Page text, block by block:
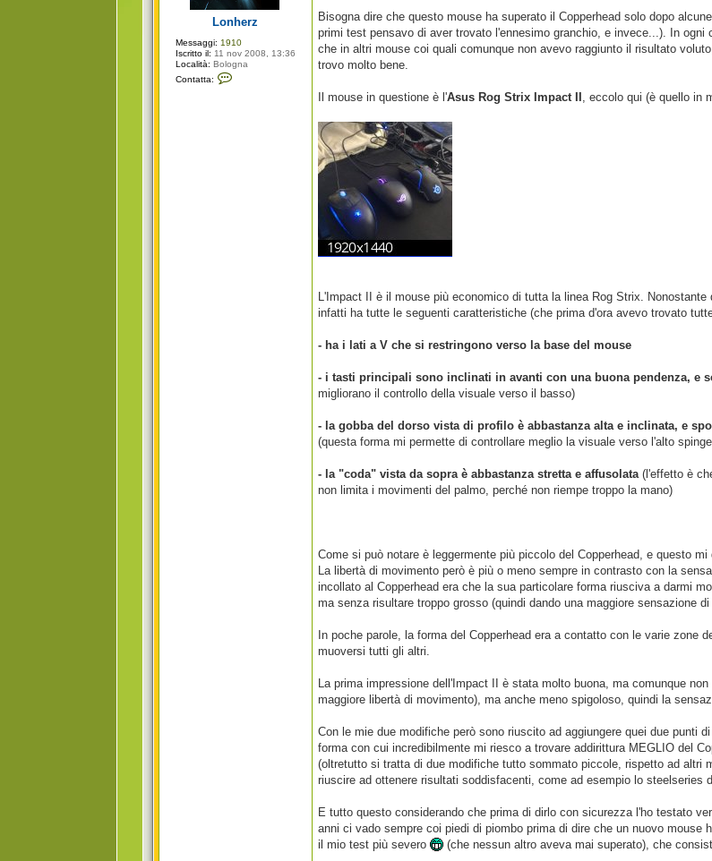
Lonherz
Messaggi: 1910
Iscritto il: 11 nov 2008, 13:36
Località: Bologna
Contatta:
i
Bisogna dire che questo mouse ha superato il Copperhead solo dopo
primi test pensavo di aver trovato l'ennesimo granchio, e invece...). In
che in altri mouse coi quali comunque non avevo raggiunto il risultato
trovo molto bene.
Il mouse in questione è l'Asus Rog Strix Impact II , eccolo qui (è quello in
L'Impact II è il mouse più economico di tutta la linea Rog Strix.
infatti ha tutte le seguenti caratteristiche (che prima d'ora avevo trovato
- ha i lati a V che si restringono verso la base del mouse
- i tasti principali sono inclinati in avanti con una buona pendenza, e
migliorano il controllo della visuale verso il basso)
- la gobba del dorso vista di profilo è abbastanza alta e inclinata, e
(questa forma mi permette di controllare meglio la visuale verso l'alto
- la "coda" vista da sopra è abbastanza stretta e affusolata(l'effetto è
non limita i movimenti del palmo, perché non riempe troppo la mano)
Come si può notare è leggermente più piccolo del Copperhead, e questo
La libertà di movimento però è più o meno sempre in contrasto con la
incollato al Copperhead era che la sua particolare forma riusciva a darmi
ma senza risultare troppo grosso (quindi dando una maggiore sensazione
In poche parole, la forma del Copperhead era a contatto con le varie zone
muoversi tutti gli altri.
La prima impressione dell'Impact II è stata molto buona, ma comunque
maggiore libertà di movimento), ma anche meno spigoloso, quindi la
Con le mie due modifiche però sono riuscito ad aggiungere quei due punti
forma con cui incredibilmente mi riesco a trovare addirittura MEGLIO del
(oltretutto si tratta di due modifiche tutto sommato piccole, rispetto ad altri
riuscire ad ottenere risultati soddisfacenti, come ad esempio lo steelseries
E tutto questo considerando che prima di dirlo con sicurezza l'ho testato
anni ci vado sempre coi piedi di piombo prima di dire che un nuovo mouse
il mio test più severo
(che nessun altro aveva mai superato), che